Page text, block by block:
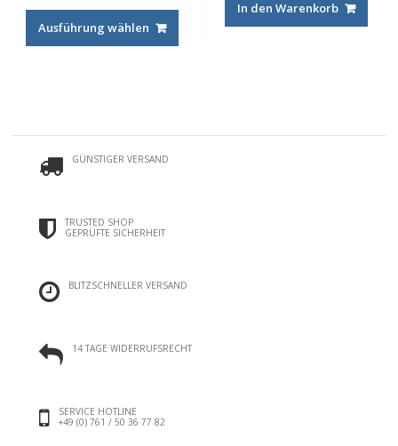
Ausführung wählen
In den Warenkorb
GÜNSTIGER VERSAND
TRUSTED SHOP
GEPRÜFTE SICHERHEIT
BLITZSCHNELLER VERSAND
14 TAGE WIDERRUFSRECHT
SERVICE HOTLINE
+49 (0) 761 / 50 36 77 82